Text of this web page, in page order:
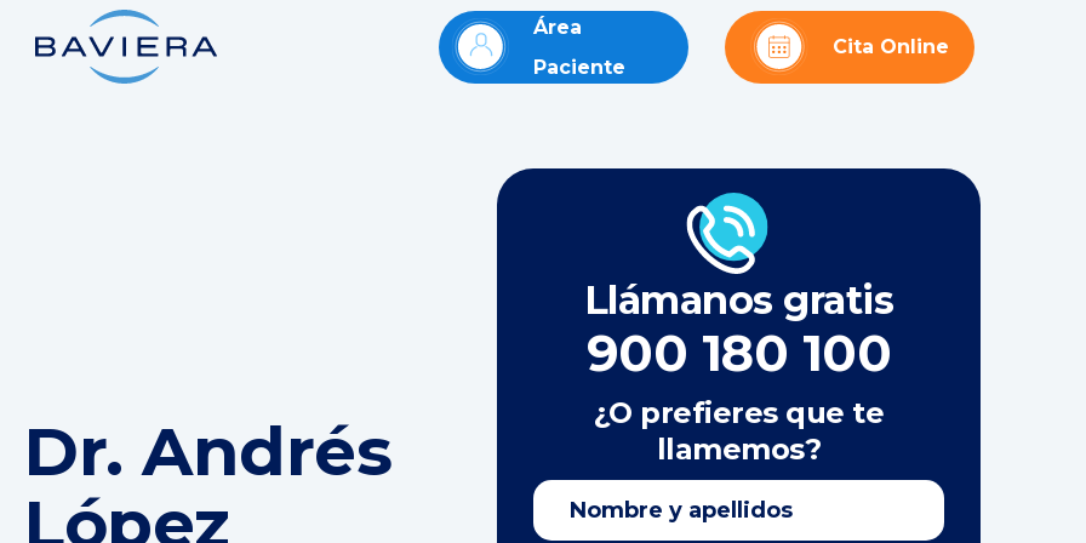
Área
Paciente
Cita Online
Dr. Andrés
López
Llámanos gratis
900 180 100
¿O prefieres que te
llamemos?